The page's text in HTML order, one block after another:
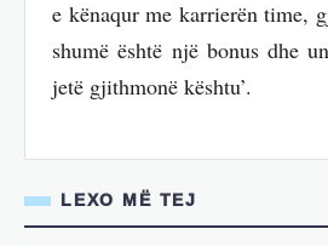
e kënaqur me karrierën time,
shumë është një bonus dhe
jetë gjithmonë kështu’.
LEXO MË TEJ